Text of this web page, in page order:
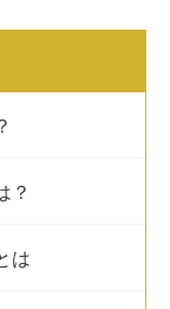
？
は